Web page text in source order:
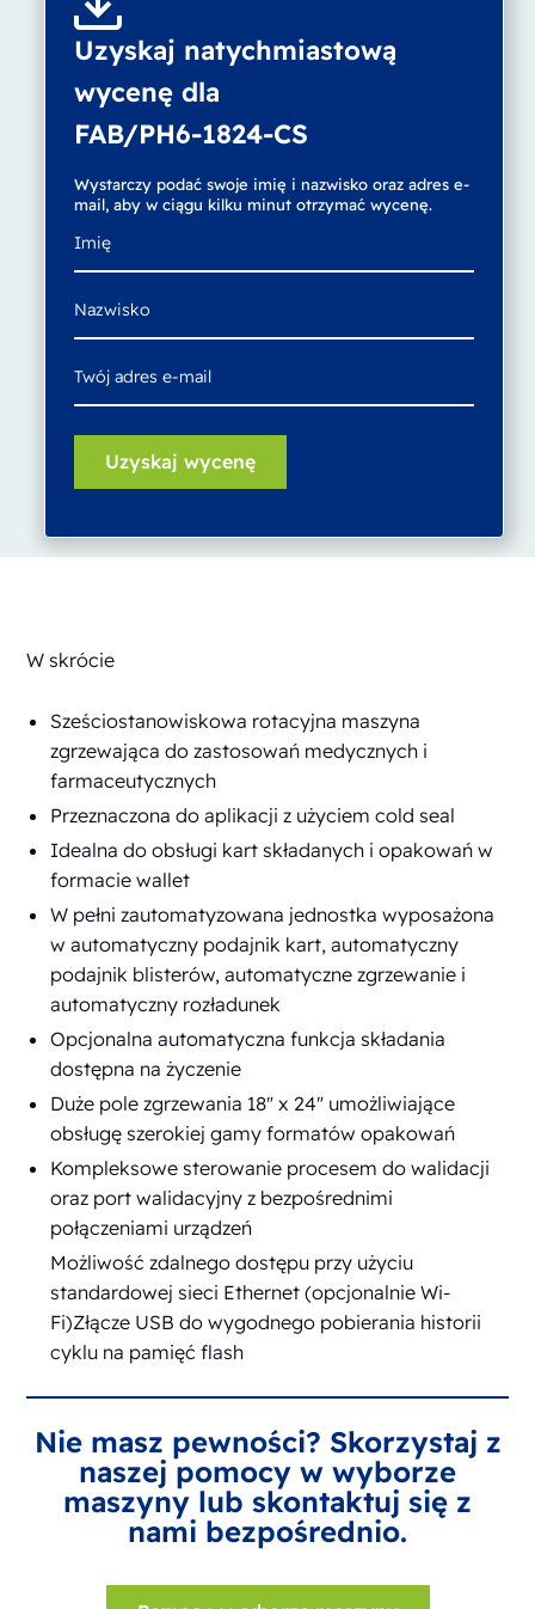
Uzyskaj natychmiastową
wycenę dla
FAB/PH6-1824-CS
Wystarczy podać swoje imię i nazwisko oraz adres e-
mail, aby w ciągu kilku minut otrzymać wycenę.
W skrócie
Sześciostanowiskowa rotacyjna maszyna
zgrzewająca do zastosowań medycznych i
farmaceutycznych
Przeznaczona do aplikacji z użyciem cold seal
Idealna do obsługi kart składanych i opakowań w
formacie wallet
W pełni zautomatyzowana jednostka wyposażona
w automatyczny podajnik kart, automatyczny
podajnik blisterów, automatyczne zgrzewanie i
automatyczny rozładunek
Opcjonalna automatyczna funkcja składania
dostępna na życzenie
Duże pole zgrzewania 18" x 24" umożliwiające
obsługę szerokiej gamy formatów opakowań
Kompleksowe sterowanie procesem do walidacji
oraz port walidacyjny z bezpośrednimi
połączeniami urządzeń
Możliwość zdalnego dostępu przy użyciu
standardowej sieci Ethernet (opcjonalnie Wi-
Fi)Złącze USB do wygodnego pobierania historii
cyklu na pamięć flash
Nie masz pewności? Skorzystaj z
naszej pomocy w wyborze
maszyny lub skontaktuj się z
nami bezpośrednio.